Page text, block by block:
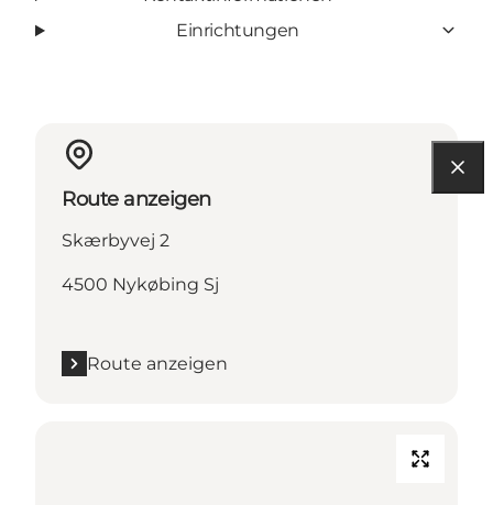
Einrichtungen
Route anzeigen
Skærbyvej 2
4500 Nykøbing Sj
Route anzeigen